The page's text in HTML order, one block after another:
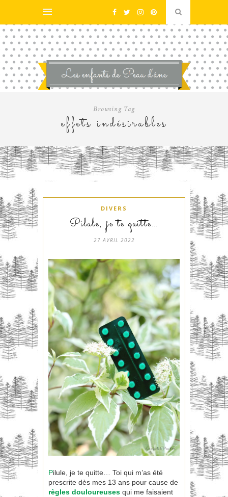
Browsing Tag
effets indésirables
DIVERS
Pilule, je te quitte…
27 AVRIL 2022
Pilule, je te quitte… Toi qui m’as été
prescrite dès mes 13 ans pour cause de
règles douloureuses qui me faisaient